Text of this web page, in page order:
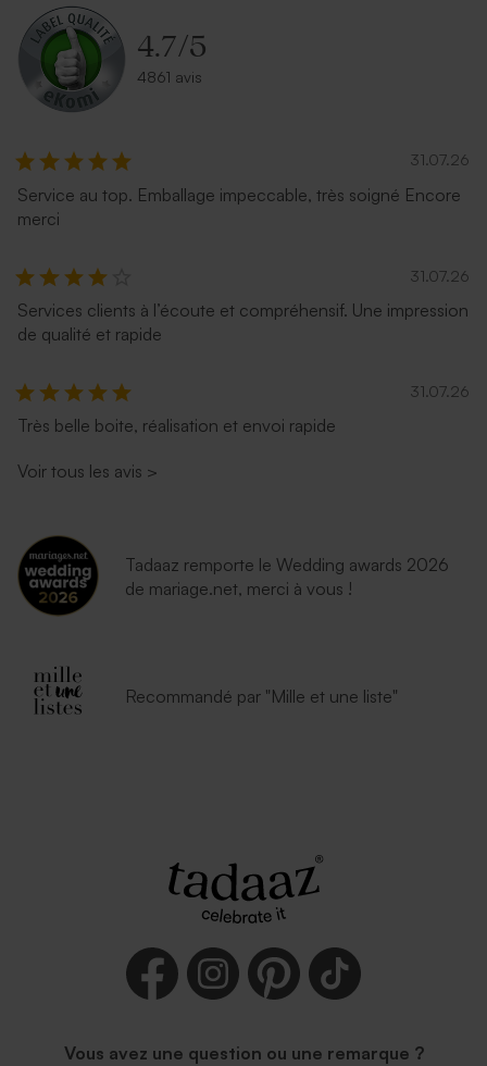
4.7/5
4861 avis
31.07.26
Service au top. Emballage impeccable, très soigné Encore
merci
31.07.26
Services clients à l’écoute et compréhensif. Une impression
de qualité et rapide
31.07.26
Très belle boite, réalisation et envoi rapide
Voir tous les avis >
Tadaaz remporte le Wedding awards 2026
de mariage.net, merci à vous !
Recommandé par "Mille et une liste"
Vous avez une question ou une remarque ?